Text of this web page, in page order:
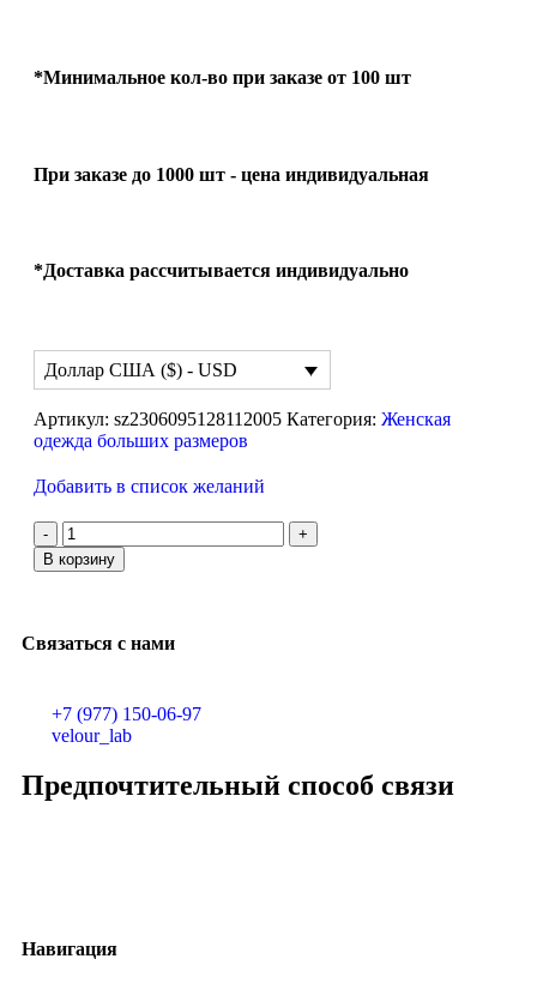
*Минимальное кол-во при заказе от 100 шт
При заказе до 1000 шт - цена индивидуальная
*Доставка рассчитывается индивидуально
Доллар США ($) - USD
Артикул: sz2306095128112005 Категория: Женская
одежда больших размеров
Добавить в список желаний
В корзину
Связаться с нами
+7 (977) 150-06-97
velour_lab
Предпочтительный способ связи
Навигация